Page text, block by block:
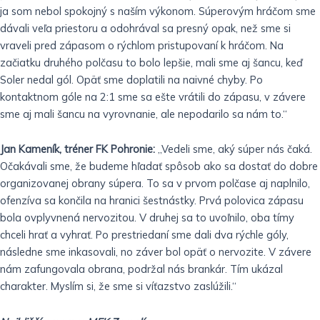
ja som nebol spokojný s naším výkonom. Súperovým hráčom sme
dávali veľa priestoru a odohrával sa presný opak, než sme si
vraveli pred zápasom o rýchlom pristupovaní k hráčom. Na
začiatku druhého polčasu to bolo lepšie, mali sme aj šancu, keď
Soler nedal gól. Opäť sme doplatili na naivné chyby. Po
kontaktnom góle na 2:1 sme sa ešte vrátili do zápasu, v závere
sme aj mali šancu na vyrovnanie, ale nepodarilo sa nám to.“
Jan Kameník, tréner FK Pohronie: „Vedeli sme, aký súper nás čaká.
Očakávali sme, že budeme hľadať spôsob ako sa dostať do dobre
organizovanej obrany súpera. To sa v prvom polčase aj naplnilo,
ofenzíva sa končila na hranici šestnástky. Prvá polovica zápasu
bola ovplyvnená nervozitou. V druhej sa to uvoľnilo, oba tímy
chceli hrať a vyhrať. Po prestriedaní sme dali dva rýchle góly,
následne sme inkasovali, no záver bol opäť o nervozite. V závere
nám zafungovala obrana, podržal nás brankár. Tím ukázal
charakter. Myslím si, že sme si víťazstvo zaslúžili.“